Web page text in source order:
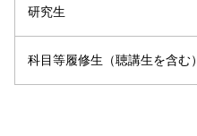
研究生
科目等履修生（聴講生を含む）